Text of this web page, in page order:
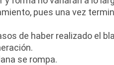
pues una vez
de haber realizado el
se rompa.